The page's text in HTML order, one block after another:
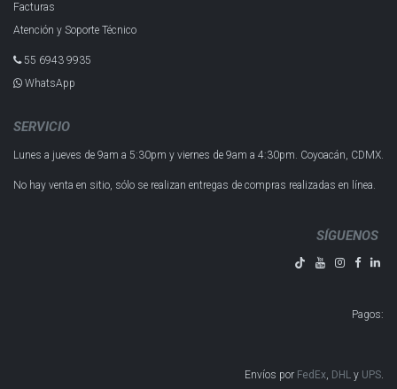
Facturas
Atención y Soporte Técnico
55 6943 993​5
WhatsApp
SERVICIO
Lunes a jueves de 9am a 5:30pm y viernes de 9am a 4:30pm. Coyoacán, CDMX.
No hay venta en sitio, sólo se realizan entregas de compras realizadas en línea.
SÍGUENOS
Pagos:
Envíos por FedEx, DHL y UPS​​​​​​.